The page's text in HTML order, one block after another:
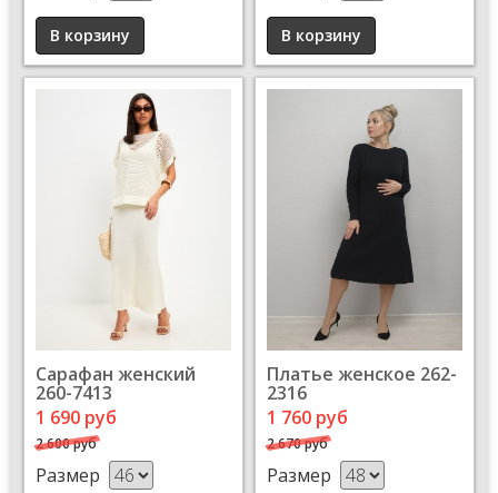
Сарафан женский
260-7413
1 690 руб
2 600 руб
Размер
Платье женское 262-
2316
1 760 руб
2 670 руб
Размер